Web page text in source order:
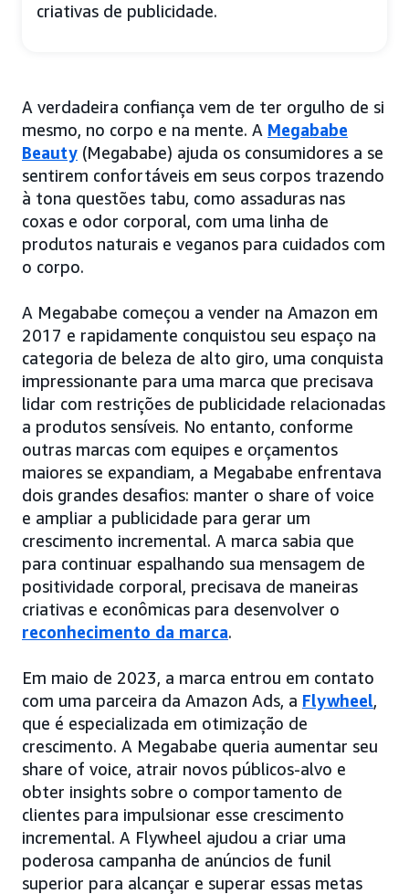
criativas de publicidade.
A verdadeira confiança vem de ter orgulho de si
mesmo, no corpo e na mente. A Megababe
Beauty (Megababe) ajuda os consumidores a se
sentirem confortáveis em seus corpos trazendo
à tona questões tabu, como assaduras nas
coxas e odor corporal, com uma linha de
produtos naturais e veganos para cuidados com
o corpo.
A Megababe começou a vender na Amazon em
2017 e rapidamente conquistou seu espaço na
categoria de beleza de alto giro, uma conquista
impressionante para uma marca que precisava
lidar com restrições de publicidade relacionadas
a produtos sensíveis. No entanto, conforme
outras marcas com equipes e orçamentos
maiores se expandiam, a Megababe enfrentava
dois grandes desafios: manter o share of voice
e ampliar a publicidade para gerar um
crescimento incremental. A marca sabia que
para continuar espalhando sua mensagem de
positividade corporal, precisava de maneiras
criativas e econômicas para desenvolver o
reconhecimento da marca.
Em maio de 2023, a marca entrou em contato
com uma parceira da Amazon Ads, a Flywheel,
que é especializada em otimização de
crescimento. A Megababe queria aumentar seu
share of voice, atrair novos públicos-alvo e
obter insights sobre o comportamento de
clientes para impulsionar esse crescimento
incremental. A Flywheel ajudou a criar uma
poderosa campanha de anúncios de funil
superior para alcançar e superar essas metas